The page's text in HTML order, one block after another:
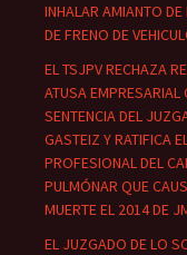
INHALAR AMIANTO DE
DE FRENO DE
EL TSJPV RECHAZA
ATUSA EMPRESARIAL
SENTENCIA DEL
GASTEIZ Y RATIFICA
PROFESIONAL DEL
PULMÓNAR QUE
MUERTE EL 2014 DE
EL JUZGADO DE LO